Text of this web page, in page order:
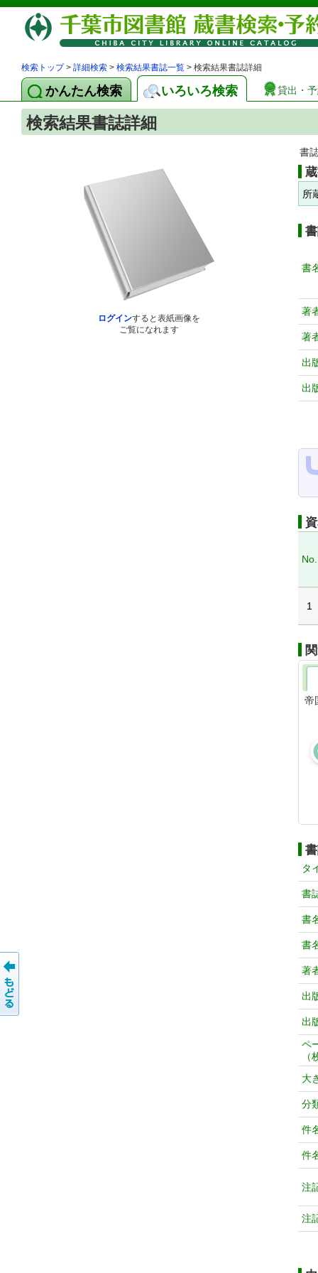
検索トップ> 詳細検索 > 検索結果書誌一覧 > 検索結果書誌詳細
かんたん検索 いろいろ検索 貸出・
検索結果書誌詳細
ログインすると表紙画像を
ご覧になれます
書
所
書
著
著
出
出
No.
1
帝
タ
書
書
書
著
出
出
（
大
分
件
件
注
注